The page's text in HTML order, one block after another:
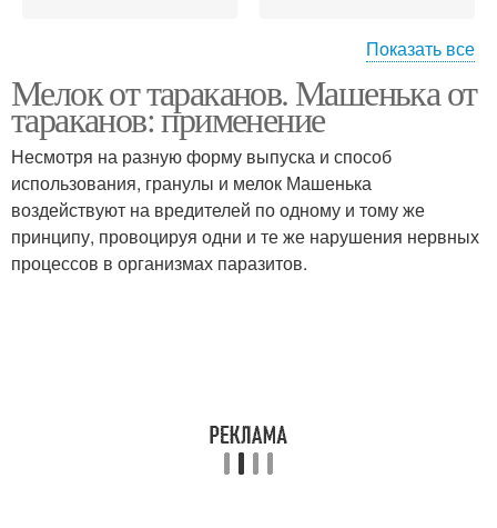
Мелки для тараканов
Показать все
Мелок от тараканов. Машенька от
тараканов: применение
Несмотря на разную форму выпуска и способ
использования, гранулы и мелок Машенька
воздействуют на вредителей по одному и тому же
принципу, провоцируя одни и те же нарушения нервных
процессов в организмах паразитов.